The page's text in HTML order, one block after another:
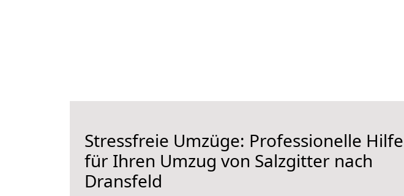
Stressfreie Umzüge: Professionelle Hilfe
für Ihren Umzug von Salzgitter nach
Dransfeld